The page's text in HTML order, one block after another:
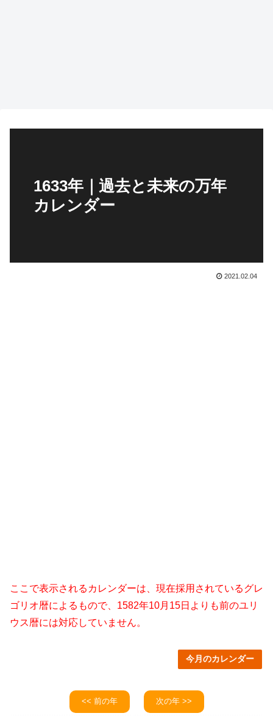
1633年｜過去と未来の万年
カレンダー
2021.02.04
ここで表示されるカレンダーは、現在採用されているグレ
ゴリオ暦によるもので、1582年10月15日よりも前のユリ
ウス暦には対応していません。
今月のカレンダー
<< 前の年 次の年 >>